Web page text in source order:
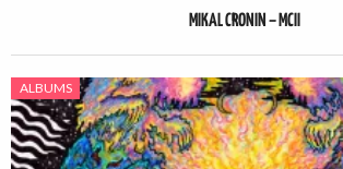
MIKAL CRONIN – MCII
ALBUMS